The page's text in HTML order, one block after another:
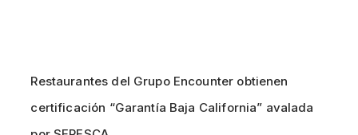
Restaurantes del Grupo Encounter obtienen
certificación “Garantía Baja California” avalada